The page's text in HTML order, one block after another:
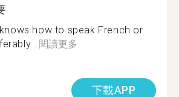
how to speak French or
閱讀更多
下載APP